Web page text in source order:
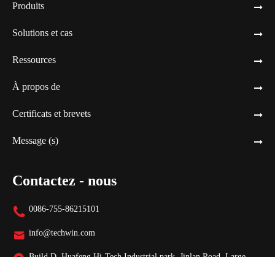
Produits
Solutions et cas
Ressources
À propos de
Certificats et brevets
Message (s)
Contactez - nous
 0086-755-86215101
 info@techwin.com